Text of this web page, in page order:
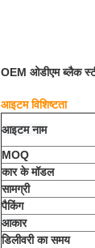
OEM ओडीएम ब्लैक
आइटम विशिष्टता
आइटम नाम
MOQ
कार के मॉडल
सामग्री
पैकिंग
आकार
डिलीवरी का समय